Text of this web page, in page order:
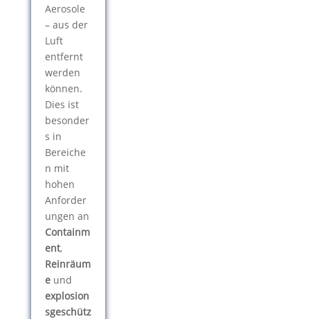
Aerosole
– aus der
Luft
entfernt
werden
können.
Dies ist
besonder
s in
Bereiche
n mit
hohen
Anforder
ungen an
Containm
ent,
Reinräum
eund
explosion
sgeschütz